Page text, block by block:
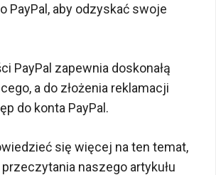
PayPal, aby odzyskać swoje
PayPal zapewnia doskonałą
a do złożenia reklamacji
do konta PayPal.
się więcej na ten temat,
naszego artykułu